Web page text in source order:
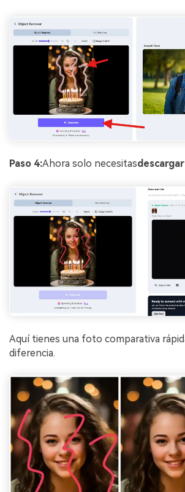
Paso 4:Ahora solo necesitasdescargar
Aquí tienes una foto comparativa
diferencia.